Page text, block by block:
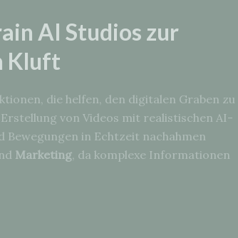
AI Studios zur
Kluft
die helfen, den digitalen Graben zu
von Videos mit realistischen AI-
Bewegungen in Echtzeit nachahmen
Marketing , da komplexe Informationen